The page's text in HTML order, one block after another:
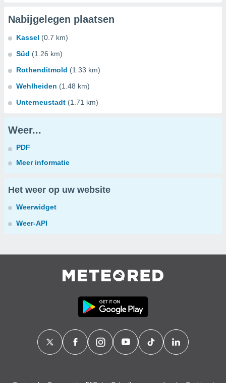
Nabijgelegen plaatsen
Kassel (0.7 km)
Süd (1.26 km)
Rothenditmold (1.33 km)
Wehlheiden (1.48 km)
Unterneustadt (1.71 km)
Weer...
PDF
Meer informatie
Het weer op uw website
Weerwidget
Weer-API